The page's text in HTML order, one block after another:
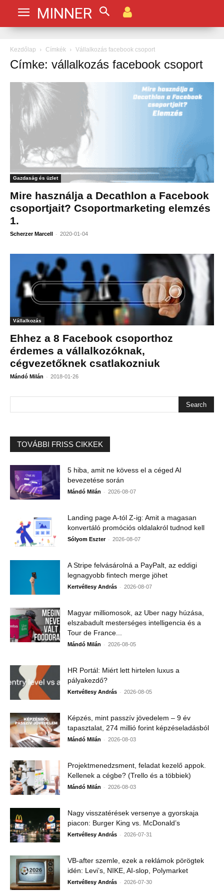
MINNER
Kezdőlap Címkék Vállalkozás facebook csoport
Címke: vállalkozás facebook csoport
Gazdaság és üzlet
Mire használja a Decathlon a Facebook
csoportjait? Csoportmarketing elemzés
1.
Scherzer Marcell - 2020-01-04
Vállalkozás
Ehhez a 8 Facebook csoporthoz
érdemes a vállalkozóknak,
cégvezetőknek csatlakozniuk
Mándó Milán - 2018-01-26
TOVÁBBI FRISS CIKKEK
5 hiba, amit ne kövess el a céged AI
bevezetése során
Mándó Milán - 2026-08-07
Landing page A-tól Z-ig: Amit a magasan
konvertáló promóciós oldalakról tudnod kell
Sólyom Eszter - 2026-08-07
A Stripe felvásárolná a PayPalt, az eddigi
legnagyobb fintech merge jöhet
Kertvéllesy András - 2026-08-07
Magyar milliomosok, az Uber nagy húzása,
elszabadult mesterséges intelligencia és a
Tour de France...
Mándó Milán - 2026-08-05
HR Portál: Miért lett hirtelen luxus a
pályakezdő?
Kertvéllesy András - 2026-08-05
Képzés, mint passzív jövedelem – 9 év
tapasztalat, 274 millió forint képzéseladásból
Mándó Milán - 2026-08-03
Projektmenedzsment, feladat kezelő appok.
Kellenek a cégbe? (Trello és a többiek)
Mándó Milán - 2026-08-03
Nagy visszatérések versenye a gyorskaja
piacon: Burger King vs. McDonald’s
Kertvéllesy András - 2026-07-31
VB-after szemle, ezek a reklámok pörögtek
idén: Levi’s, NIKE, AI-slop, Polymarket
Kertvéllesy András - 2026-07-30